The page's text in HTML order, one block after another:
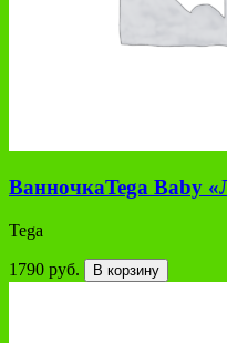
ВанночкаTega Baby
Tega
1790 руб. В корзину